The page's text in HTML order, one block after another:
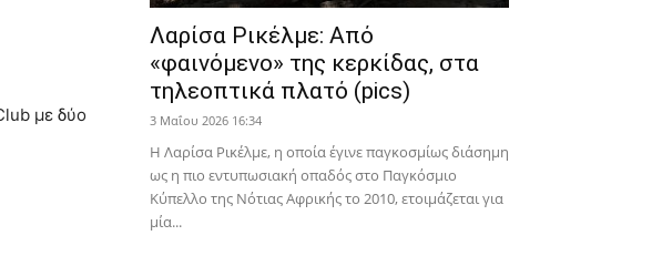
με δύο
Λαρίσα Ρικέλμε: Από
«φαινόμενο» της κερκίδας, στα
τηλεοπτικά πλατό (pics)
3 Μαΐου 2026 16:34
Η Λαρίσα Ρικέλμε, η οποία έγινε παγκοσμίως διάσημη
ως η πιο εντυπωσιακή οπαδός στο Παγκόσμιο
Κύπελλο της Νότιας Αφρικής το 2010, ετοιμάζεται για
μία...